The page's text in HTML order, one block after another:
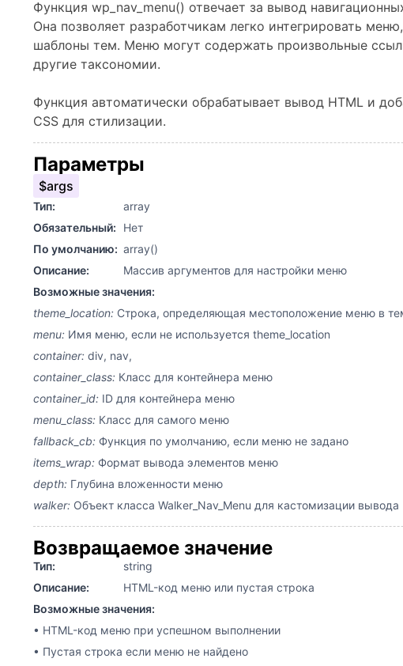
Функция wp_nav_menu() отвечает за вывод
Она позволяет разработчикам легко интегрировать
шаблоны тем. Меню могут содержать произвольные
другие таксономии.
Функция автоматически обрабатывает вывод HTML и
CSS для стилизации.
Параметры
$args
Тип:
array
Обязательный:
Нет
По умолчанию: array()
Описание:
Массив аргументов для настройки меню
Возможные значения:
theme_location: Строка, определяющая местоположение меню в
menu: Имя меню, если не используется theme_location
container: div, nav,
container_class: Класс для контейнера меню
container_id: ID для контейнера меню
menu_class: Класс для самого меню
fallback_cb: Функция по умолчанию, если меню не задано
items_wrap: Формат вывода элементов меню
depth: Глубина вложенности меню
walker: Объект класса Walker_Nav_Menu для кастомизации вывода
Возвращаемое значение
Тип:
string
Описание:
HTML-код меню или пустая строка
Возможные значения:
• HTML-код меню при успешном выполнении
• Пустая строка если меню не найдено